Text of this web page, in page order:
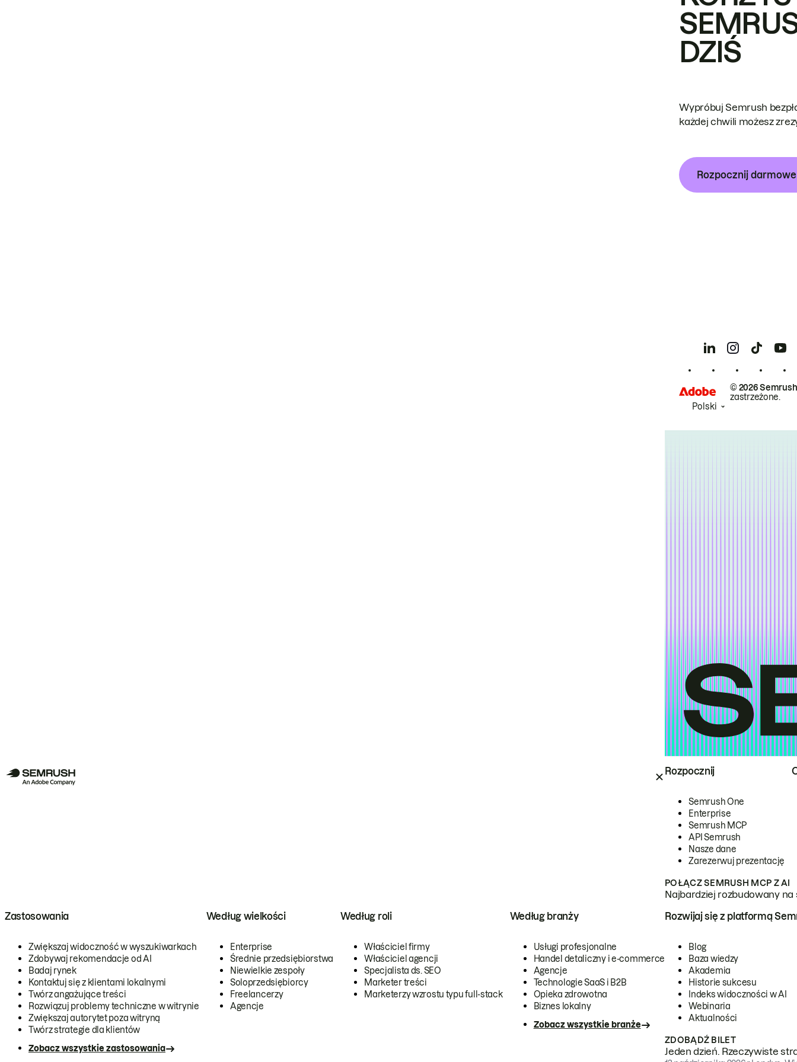
Rozpocznij
Semrush One
Enterprise
Semrush MCP
API Semrush
Nasze dane
Zarezerwuj prezentację
POŁĄCZ SEMRUSH MCP Z AI
Najbardziej rozbudowany
Zastosowania
Zwiększaj widoczność w wyszukiwarkach
Zdobywaj rekomendacje od AI
Badaj rynek
Kontaktuj się z klientami lokalnymi
Twórz angażujące treści
Rozwiązuj problemy techniczne w witrynie
Zwiększaj autorytet poza witryną
Twórz strategie dla klientów
Zobacz wszystkie zastosowania
Według wielkości
Enterprise
Średnie przedsiębiorstwa
Niewielkie zespoły
Soloprzedsiębiorcy
Freelancerzy
Agencje
Według roli
Właściciel firmy
Właściciel agencji
Specjalista ds. SEO
Marketer treści
Marketerzy wzrostu typu full-stack
Według branży
Usługi profesjonalne
Handel detaliczny i e-commerce
Agencje
Technologie SaaS i B2B
Opieka zdrowotna
Biznes lokalny
Zobacz wszystkie branże
Rozwijaj się z platformą
Blog
Baza wiedzy
Akademia
Historie sukcesu
Indeks widoczności w AI
Webinaria
Aktualności
ZDOBĄDŹ BILET
Jeden dzień. Rzeczywiste
DZIŚ
Wypróbuj Semrush
każdej chwili możesz
Rozpocznij
© 2026
zastrzeżone.
Polski